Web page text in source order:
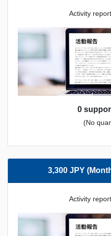
Activity
0
(No
3,300 JPY
Activity